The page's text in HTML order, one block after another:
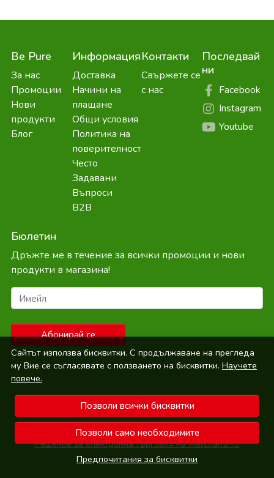
Сайтът използва бисквитки. С продължаване на прегледа
му Вие се съгласявате с ползването на бисквитки. Научете
повече.
Позволи всички бисквитки
Позволи само необходимите
Предпочитания за бисквитки
Be Pure
За нас
Промоции
Нови
продукти
Блог
Информация
Доставка
Начини на
плащане
Общи условия
Политика на
поверителност
Често
Задавани
Въпроси
B2B
Контакти
Свържете се
с нас
Последвай
ни
Facebook
Instagram
Youtube
Бюлетин
Дръжте ме в течение за всички промоции и нови
продукти в магазина!
Имейл
Абонирай се
© Bepure.bg 2026
Решение за електронна търговия на MerchantPro